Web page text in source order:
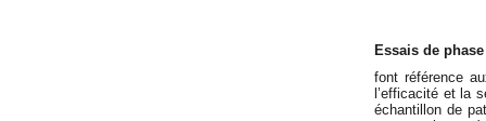
Essais de
font référence
l’efficacité et la
échantillon de